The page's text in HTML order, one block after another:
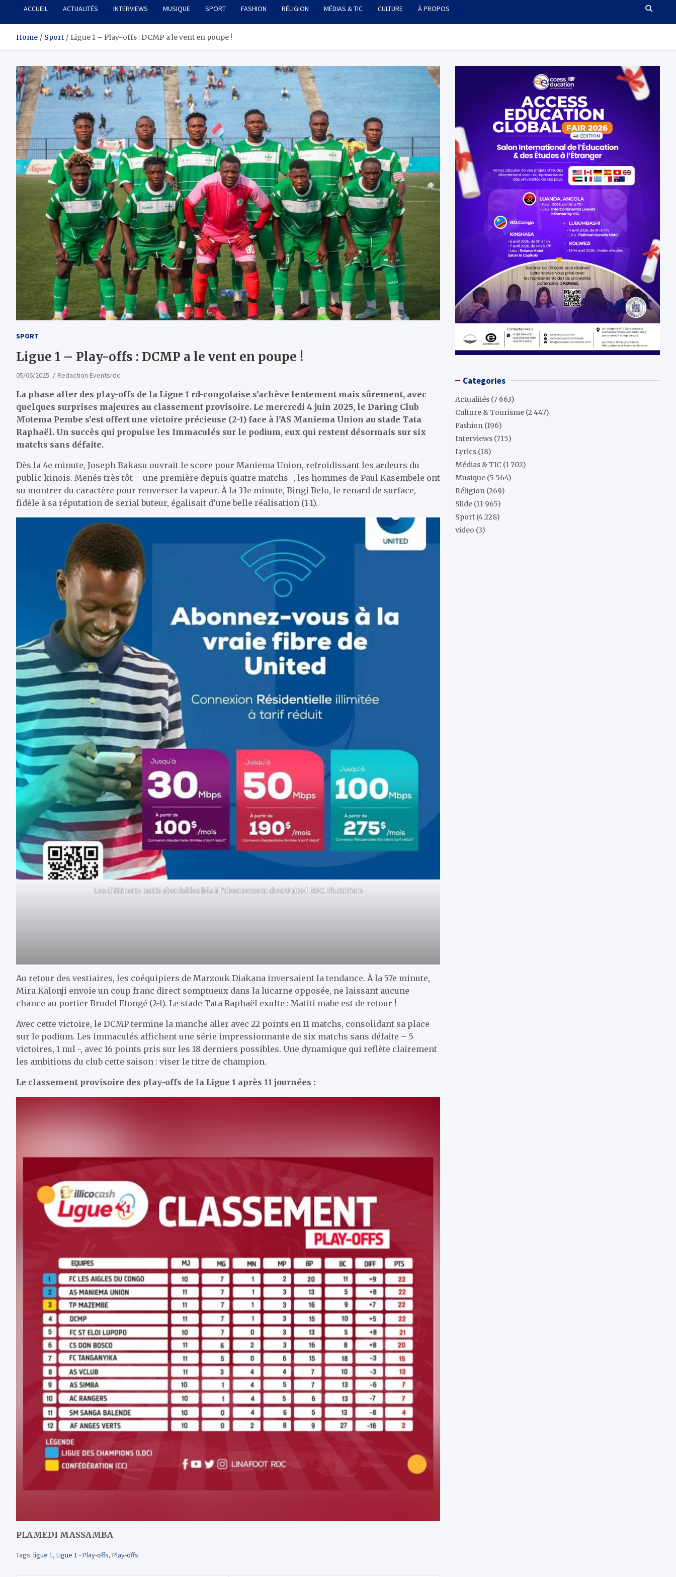
ACCUEIL ACTUALITÉS INTERVIEWS MUSIQUE SPORT FASHION RÉLIGION MÉDIAS & TIC CULTURE À PROPOS
Home Sport Ligue 1 – Play-offs : DCMP a le vent en poupe !
SPORT
Ligue 1 – Play-offs : DCMP a le vent en poupe !
05/06/2025 Redaction Eventsrdc
La phase aller des play-offs de la Ligue 1 rd-congolaise s’achève lentement mais sûrement, avec
quelques surprises majeures au classement provisoire. Le mercredi 4 juin 2025, le Daring Club
Motema Pembe s’est offert une victoire précieuse (2-1) face à l’AS Maniema Union au stade Tata
Raphaël. Un succès qui propulse les Immaculés sur le podium, eux qui restent désormais sur six
matchs sans défaite.
Dès la 4e minute, Joseph Bakasu ouvrait le score pour Maniema Union, refroidissant les ardeurs du
public kinois. Menés très tôt – une première depuis quatre matchs -, les hommes de Paul Kasembele ont
su montrer du caractère pour renverser la vapeur. À la 33e minute, Bingi Belo, le renard de surface,
fidèle à sa réputation de serial buteur, égalisait d’une belle réalisation (1-1).
Les différents tarifs abordables liés à l’abonnement chez United RDC. Ph.Dr.Tiers
Au retour des vestiaires, les coéquipiers de Marzouk Diakana inversaient la tendance. À la 57e minute,
Mira Kalonji envoie un coup franc direct somptueux dans la lucarne opposée, ne laissant aucune
chance au portier Brudel Efongé (2-1). Le stade Tata Raphaël exulte : Matiti mabe est de retour !
Avec cette victoire, le DCMP termine la manche aller avec 22 points en 11 matchs, consolidant sa place
sur le podium. Les immaculés affichent une série impressionnante de six matchs sans défaite – 5
victoires, 1 nul -, avec 16 points pris sur les 18 derniers possibles. Une dynamique qui reflète clairement
les ambitions du club cette saison : viser le titre de champion.
Le classement provisoire des play-offs de la Ligue 1 après 11 journées :
PLAMEDI MASSAMBA
Tags: ligue 1, Ligue 1 - Play-offs, Play-offs
Categories
Actualités (7 663)
Culture & Tourisme (2 447)
Fashion (196)
Interviews (715)
Lyrics (18)
Médias & TIC (1 702)
Musique (5 564)
Réligion (269)
Slide (11 965)
Sport (4 228)
video (3)